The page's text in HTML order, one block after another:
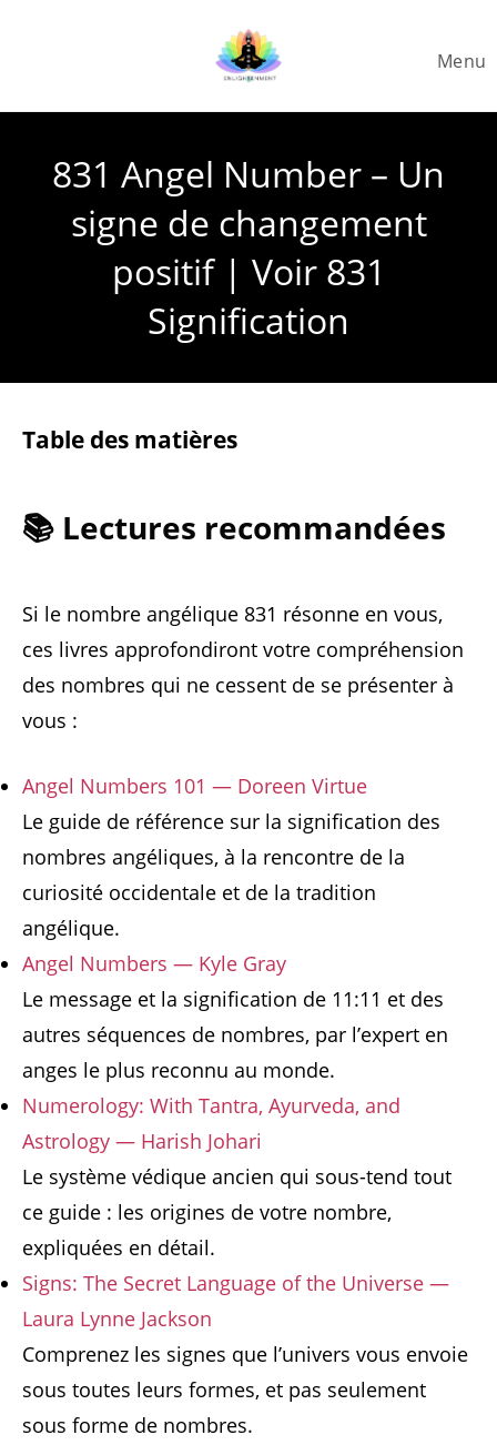
Menu
831 Angel Number – Un
signe de changement
positif | Voir 831
Signification
Table des matières
📚 Lectures recommandées
Si le nombre angélique 831 résonne en vous,
ces livres approfondiront votre compréhension
des nombres qui ne cessent de se présenter à
vous :
Angel Numbers 101 — Doreen Virtue
Le guide de référence sur la signification des
nombres angéliques, à la rencontre de la
curiosité occidentale et de la tradition
angélique.
Angel Numbers — Kyle Gray
Le message et la signification de 11:11 et des
autres séquences de nombres, par l’expert en
anges le plus reconnu au monde.
Numerology: With Tantra, Ayurveda, and
Astrology — Harish Johari
Le système védique ancien qui sous-tend tout
ce guide : les origines de votre nombre,
expliquées en détail.
Signs: The Secret Language of the Universe —
Laura Lynne Jackson
Comprenez les signes que l’univers vous envoie
sous toutes leurs formes, et pas seulement
sous forme de nombres.